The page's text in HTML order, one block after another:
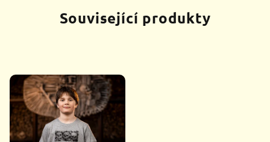
Související produkty